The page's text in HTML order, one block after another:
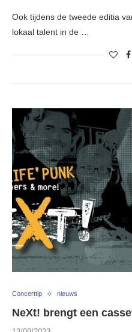
Ook tijdens de tweede editia
lokaal talent in de …
Concerttip nieuws
NeXt! brengt een